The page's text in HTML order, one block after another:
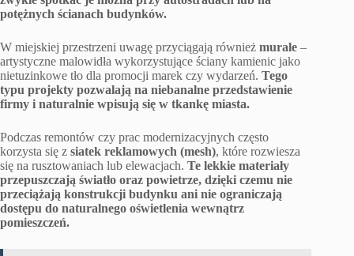
potężnych ścianach budynków.
W miejskiej przestrzeni uwagę przyciągają również murale –
artystyczne malowidła wykorzystujące ściany kamienic jako
nietuzinkowe tło dla promocji marek czy wydarzeń. Tego
typu projekty pozwalają na niebanalne przedstawienie
firmy i naturalnie wpisują się w tkankę miasta.
Podczas remontów czy prac modernizacyjnych często
korzysta się z siatek reklamowych (mesh), które rozwiesza
się na rusztowaniach lub elewacjach. Te lekkie materiały
przepuszczają światło oraz powietrze, dzięki czemu nie
przeciążają konstrukcji budynku ani nie ograniczają
dostępu do naturalnego oświetlenia wewnątrz
pomieszczeń.